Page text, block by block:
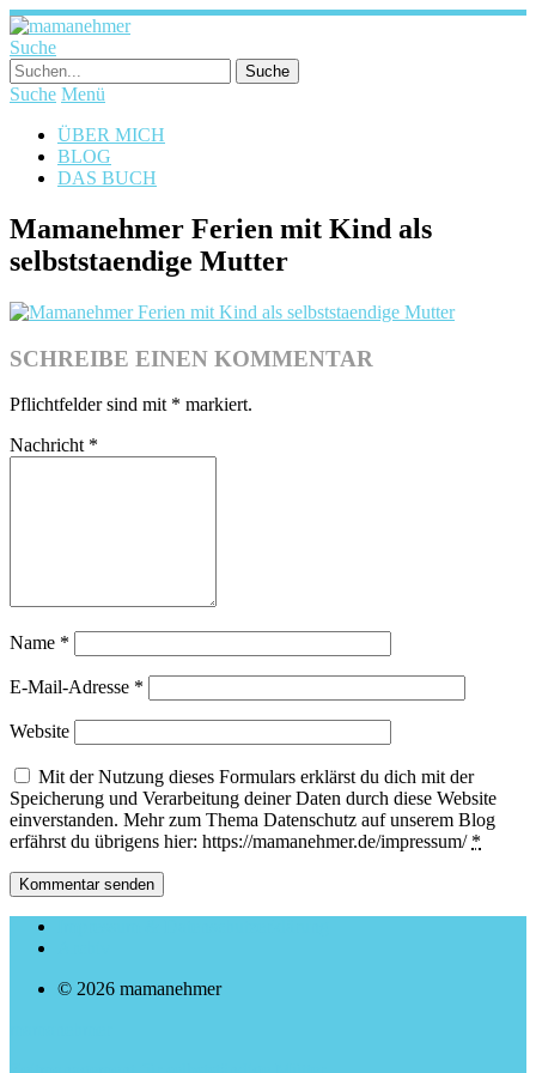
Suche
Suche Menü
ÜBER MICH
BLOG
DAS BUCH
Mamanehmer Ferien mit Kind als
selbststaendige Mutter
SCHREIBE EINEN KOMMENTAR
Pflichtfelder sind mit * markiert.
Nachricht *
Name *
E-Mail-Adresse *
Website
Mit der Nutzung dieses Formulars erklärst du dich mit der
Speicherung und Verarbeitung deiner Daten durch diese Website
einverstanden. Mehr zum Thema Datenschutz auf unserem Blog
erfährst du übrigens hier: https://mamanehmer.de/impressum/ *
© 2026 mamanehmer